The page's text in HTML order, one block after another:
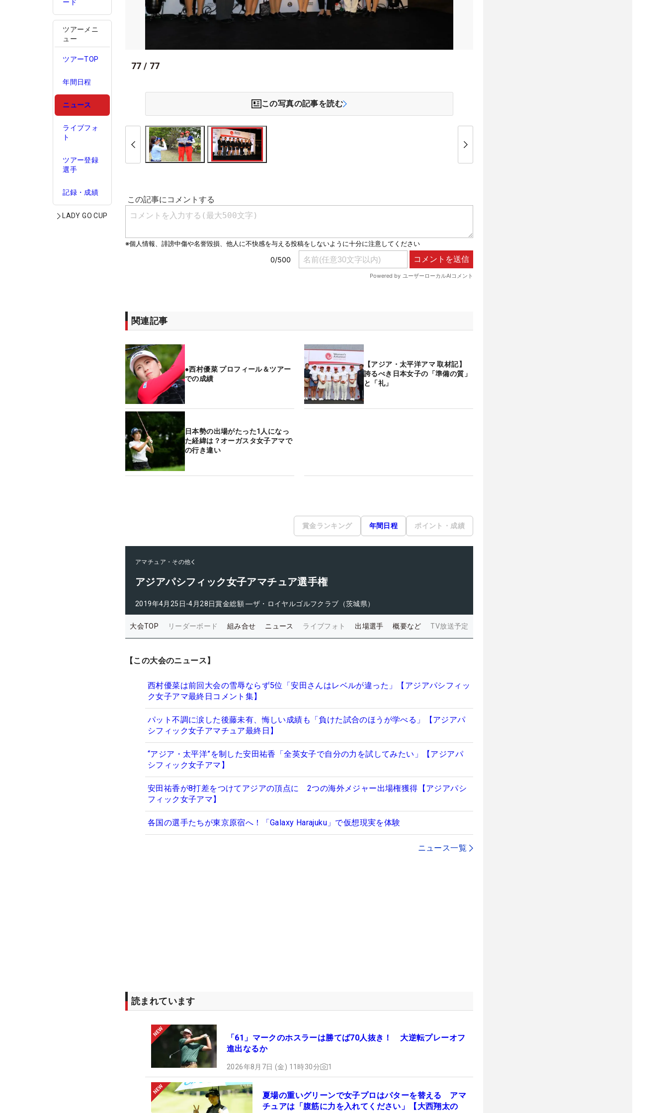
ード
ツアーメニ
ュー
ツアーTOP
年間日程
ニュース
ライブフォ
ト
ツアー登録
選手
記録・成績
LADY GO CUP
77 / 77
この写真の記事を読む
関連記事
●西村優菜 プロフィール＆ツアー
での成績
【アジア・太平洋アマ 取材記】
誇るべき日本女子の「準備の質」
と「礼」
日本勢の出場がたった1人になっ
た経緯は？オーガスタ女子アマで
の行き違い
賞金ランキング 年間日程 ポイント・成績
アマチュア・その他
アジアパシフィック女子アマチュア選手権
2019年4月25日-4月28日賞金総額 ―ザ・ロイヤルゴルフクラブ（茨城県）
大会TOP リーダーボード 組み合せ ニュース ライブフォト 出場選手 概要など TV放送予定
【この大会のニュース】
西村優菜は前回大会の雪辱ならず5位「安田さんはレベルが違った」【アジアパシフィッ
ク女子アマ最終日コメント集】
パット不調に涙した後藤未有、悔しい成績も「負けた試合のほうが学べる」【アジアパ
シフィック女子アマチュア最終日】
“アジア・太平洋”を制した安田祐香「全英女子で自分の力を試してみたい」【アジアパ
シフィック女子アマ】
安田祐香が8打差をつけてアジアの頂点に 2つの海外メジャー出場権獲得【アジアパシ
フィック女子アマ】
各国の選手たちが東京原宿へ！「Galaxy Harajuku」で仮想現実を体験
ニュース一覧
読まれています
「61」マークのホスラーは勝てば70人抜き！ 大逆転プレーオフ
進出なるか
2026年8月7日 (金) 11時30分 1
夏場の重いグリーンで女子プロはパターを替える アマ
チュアは「腹筋に力を入れてください」【大西翔太の